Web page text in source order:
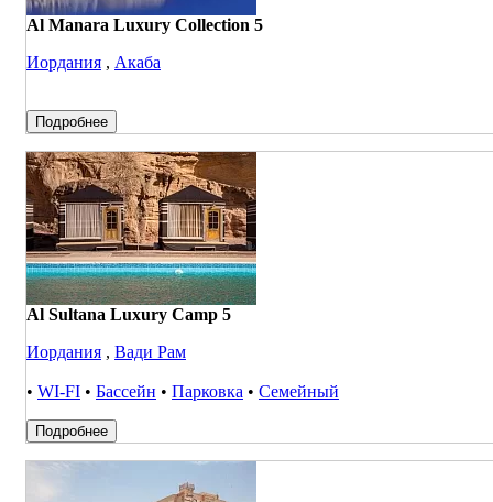
Al Manara Luxury Collection 5
Иордания , Акаба
Подробнее
Al Sultana Luxury Camp 5
Иордания , Вади Рам
• WI-FI • Бассейн • Парковка • Семейный
Подробнее